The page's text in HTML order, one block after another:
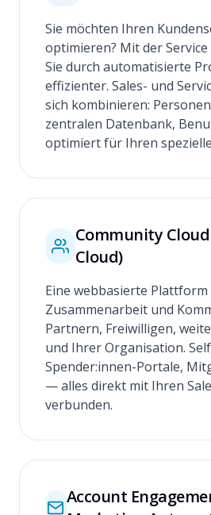
Sie möchten Ihren
optimieren? Mit der
Sie durch automatisierte
effizienter. Sales- und
sich kombinieren:
zentralen Datenbank,
optimiert für Ihren
Community
Cloud)
Eine webbasierte
Zusammenarbeit und
Partnern, Freiwilligen,
und Ihrer Organisation.
Spender:innen-Portale,
— alles direkt mit Ihren
verbunden.
Account